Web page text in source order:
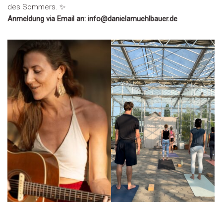
des Sommers. ✨
Anmeldung via Email an: info@danielamuehlbauer.de